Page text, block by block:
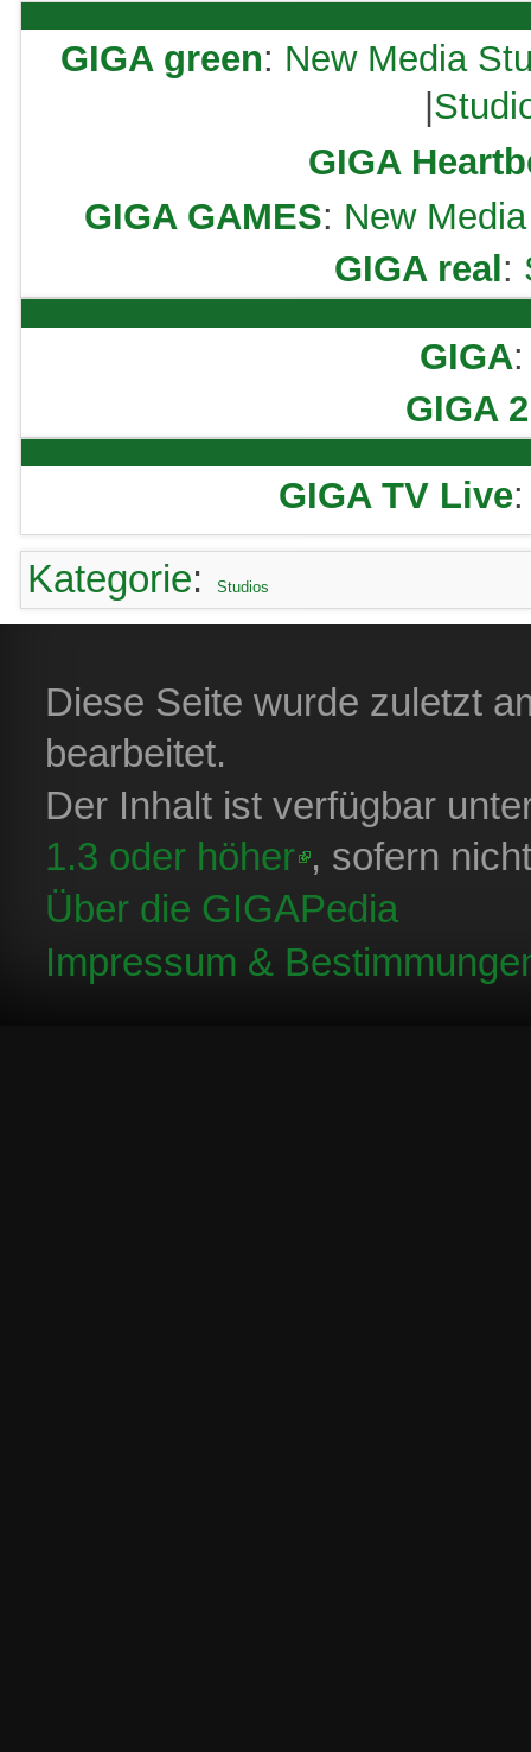
GIGA green: New Media
GIGA
GIGA GAMES: New
GIGA real :
GIGA
GIGA 2
GIGA TV Live
Kategorie: Studios
Diese Seite wurde zuletzt
bearbeitet.
Der Inhalt ist verfügbar
1.3 oder höher , sofern
Über die GIGAPedia
Impressum &